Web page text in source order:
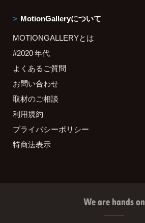
MotionGalleryについて
MOTIONGALLERYとは
#2020 年代
よくあるご質問
お問い合わせ
取材のご相談
利用規約
プライバシーポリシー
特商法表示
We are hands on